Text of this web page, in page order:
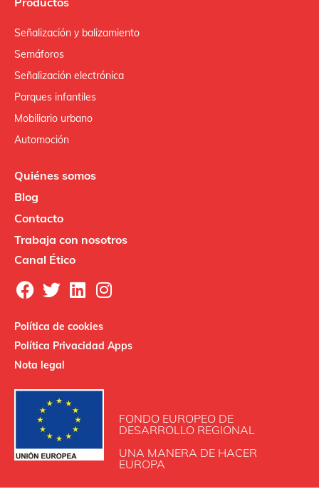
Señalización y balizamiento
Semáforos
Señalización electrónica
Parques infantiles
Mobiliario urbano
Automoción
Quiénes somos
Blog
Contacto
Trabaja con nosotros
Canal Ético
Política de cookies
Política Privacidad Apps
Nota legal
FONDO EUROPEO DE
DESARROLLO REGIONAL
UNA MANERA DE HACER
EUROPA